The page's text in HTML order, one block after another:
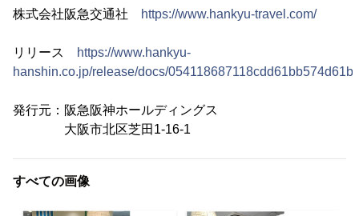
株式会社阪急交通社 https://www.hankyu-travel.com/
リリース
https://www.hankyu-
hanshin.co.jp/release/docs/
発行元：阪急阪神ホールディングス
大阪市北区芝田1-16-1
すべての画像